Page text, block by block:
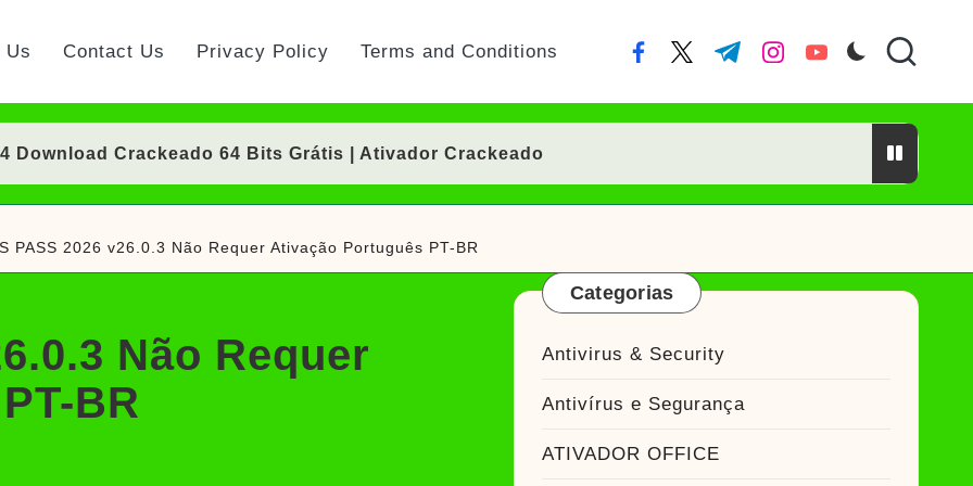
Us Contact Us Privacy Policy Terms and Conditions facebook.com
twitter.com
t.me instagram.com
youtube.com
Download Crackeado 64 Bits Grátis | Ativador Crackeado
Crackeado 64 Bits Português Grátis | Ativador Crackeado
Crackeado Download Português PT-BR
Download Crackeado 64 Bits Grátis | Ativador Crackeado
Download Português PT-BR
Download Grátis + Licença/Serial | Ativador Crackeado
Grátis 64 Bits Português (Portable/Instalador) | Ativador Crackeado
PASS 2026 v26.0.3 Não Requer Ativação Português PT-BR
Não Requer
BR
Categorias
Antivirus & Security
Antivírus e Segurança
ATIVADOR OFFICE